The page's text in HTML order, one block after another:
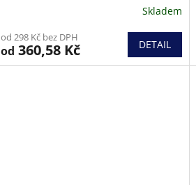
Skladem
od 298 Kč bez DPH
od 360,58 Kč DETAIL